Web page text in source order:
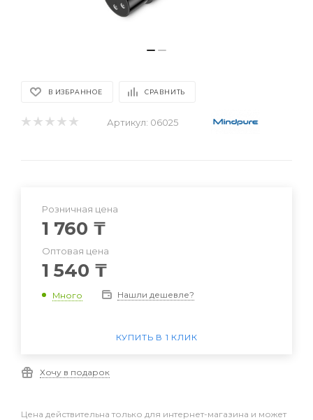
В ИЗБРАННОЕ СРАВНИТЬ
Артикул: 06025
Розничная цена
1 760 ₸
Оптовая цена
1 540 ₸
Много Нашли дешевле?
КУПИТЬ В 1 КЛИК
Хочу в подарок
Цена действительна только для интернет-магазина и может